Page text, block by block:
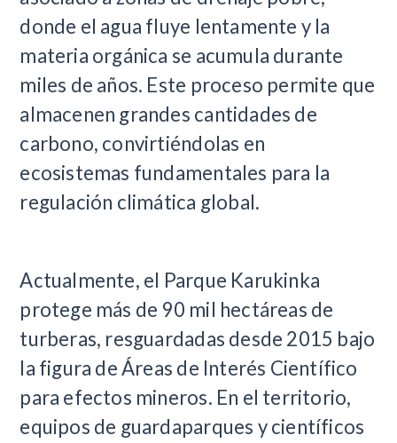
donde el agua fluye lentamente y la
materia orgánica se acumula durante
miles de años. Este proceso permite que
almacenen grandes cantidades de
carbono, convirtiéndolas en
ecosistemas fundamentales para la
regulación climática global.
Actualmente, el Parque Karukinka
protege más de 90 mil hectáreas de
turberas, resguardadas desde 2015 bajo
la figura de Áreas de Interés Científico
para efectos mineros. En el territorio,
equipos de guardaparques y científicos